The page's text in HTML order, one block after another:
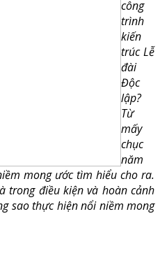
công
trình
kiến
trúc Lễ
đài
Độc
lập?
Từ
mấy
chục
năm
mong ước tìm hiểu cho ra.
trong điều kiện và hoàn cảnh
sao thực hiện nổi niềm mong